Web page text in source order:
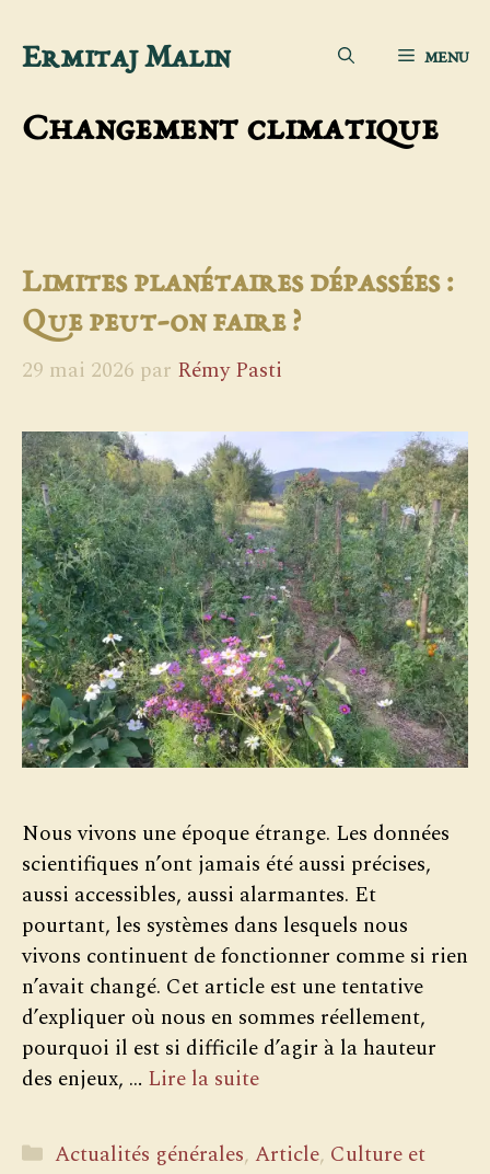
Aller
contenu
Ermitaj Malin MENU
Changement climatique
Limites planétaires dépassées :
Que peut-on faire ?
29 mai 2026 par Rémy Pasti
Nous vivons une époque étrange. Les données
scientifiques n’ont jamais été aussi précises,
aussi accessibles, aussi alarmantes. Et
pourtant, les systèmes dans lesquels nous
vivons continuent de fonctionner comme si rien
n’avait changé. Cet article est une tentative
d’expliquer où nous en sommes réellement,
pourquoi il est si difficile d’agir à la hauteur
des enjeux, … Lire la suite
Catégories
Actualités générales,Article, Culture et